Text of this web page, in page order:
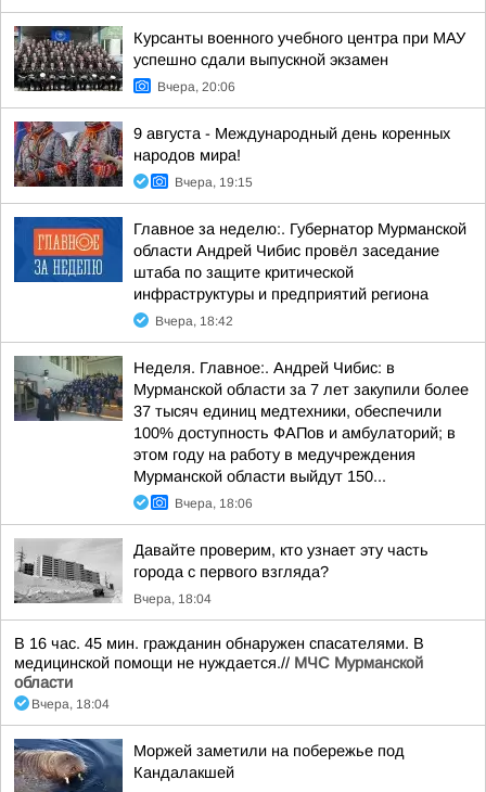
Курсанты военного учебного центра при МАУ
успешно сдали выпускной экзамен
Вчера, 20:06
9 августа - Международный день коренных
народов мира!
Вчера, 19:15
Главное за неделю:. Губернатор Мурманской
области Андрей Чибис провёл заседание
штаба по защите критической
инфраструктуры и предприятий региона
Вчера, 18:42
Неделя. Главное:. Андрей Чибис: в
Мурманской области за 7 лет закупили более
37 тысяч единиц медтехники, обеспечили
100% доступность ФАПов и амбулаторий; в
этом году на работу в медучреждения
Мурманской области выйдут 150...
Вчера, 18:06
Давайте проверим, кто узнает эту часть
города с первого взгляда?
Вчера, 18:04
В 16 час. 45 мин. гражданин обнаружен спасателями. В
медицинской помощи не нуждается.// МЧС Мурманской
области
Вчера, 18:04
Моржей заметили на побережье под
Кандалакшей